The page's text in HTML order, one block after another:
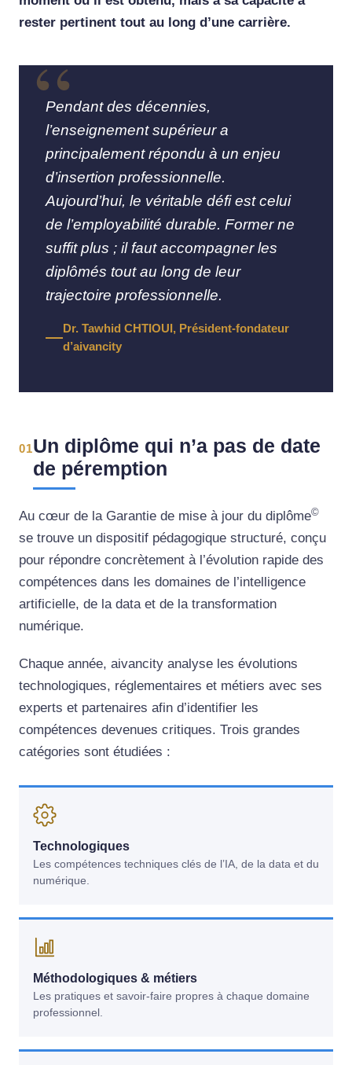
rester pertinent tout au long d’une carrière.
Pendant des décennies,
l’enseignement supérieur a
principalement répondu à un enjeu
d’insertion professionnelle.
Aujourd’hui, le véritable défi est celui
de l’employabilité durable. Former ne
suffit plus ; il faut accompagner les
diplômés tout au long de leur
trajectoire professionnelle.
Dr. Tawhid CHTIOUI, Président-fondateur
d’aivancity
01Un diplôme qui n’a pas de date
de péremption
Au cœur de la Garantie de mise à jour du diplôme©
se trouve un dispositif pédagogique structuré, conçu
pour répondre concrètement à l’évolution rapide des
compétences dans les domaines de l’intelligence
artificielle, de la data et de la transformation
numérique.
Chaque année, aivancity analyse les évolutions
technologiques, réglementaires et métiers avec ses
experts et partenaires afin d’identifier les
compétences devenues critiques. Trois grandes
catégories sont étudiées :
Technologiques
Les compétences techniques clés de l’IA, de la data et du
numérique.
Méthodologiques & métiers
Les pratiques et savoir-faire propres à chaque domaine
professionnel.